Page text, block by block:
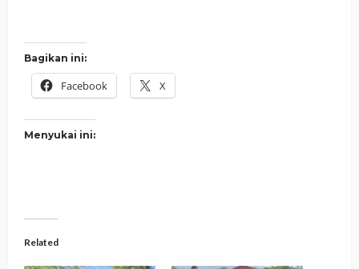
Bagikan ini:
Facebook X
Menyukai ini:
Related